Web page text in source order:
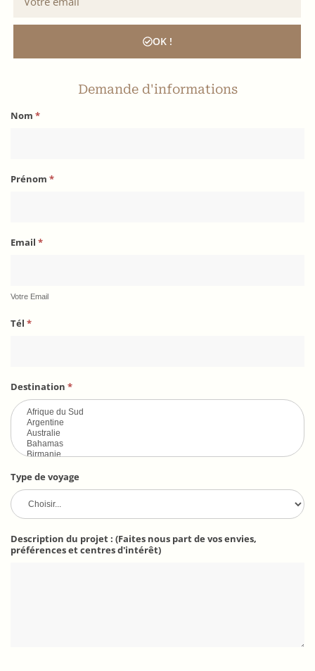
OK !
Demande d'informations
Nom *
Prénom *
Email *
Votre Email
Tél *
Destination *
Type de voyage
Description du projet : (Faites nous part de vos envies,
préférences et centres d'intérêt)